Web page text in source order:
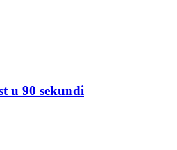
u 90 sekundi